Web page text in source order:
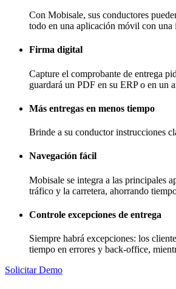
Con Mobisale, sus conductores
todo en una aplicación móvil con una
Firma digital
Capture el comprobante de entrega
guardará un PDF en su ERP o en un
Más entregas en menos tiempo
Brinde a su conductor instrucciones
Navegación fácil
Mobisale se integra a las principales
tráfico y la carretera, ahorrando
Controle excepciones de entrega
Siempre habrá excepciones: los
tiempo en errores y back-office,
Solicitar Demo